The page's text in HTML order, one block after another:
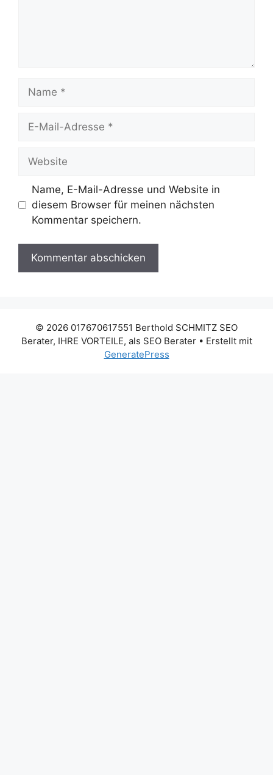
Name
Website
Name, E-Mail-Adresse und Website in
diesem Browser für meinen nächsten
Kommentar speichern.
© 2026 017670617551 Berthold SCHMITZ SEO
Berater, IHRE VORTEILE, als SEO Berater• Erstellt mit
GeneratePress